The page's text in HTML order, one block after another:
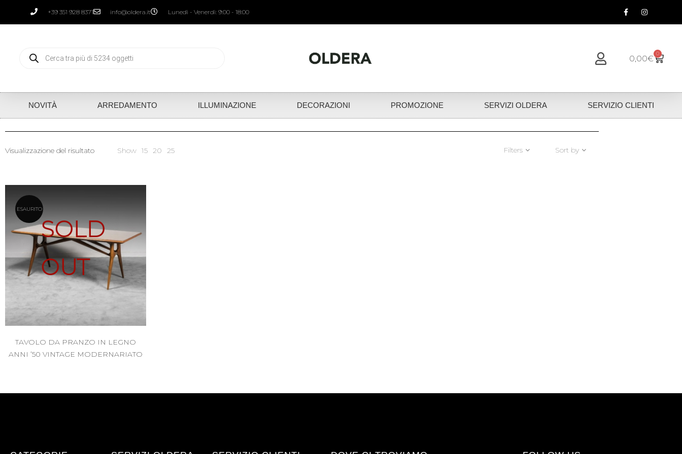
+39 351 928 8371 info@oldera.it Lunedì - Venerdì: 9:00 - 18:00
0,00€ 0
NOVITÀ ARREDAMENTO ILLUMINAZIONE DECORAZIONI PROMOZIONE SERVIZI OLDERA SERVIZIO CLIENTI
Visualizzazione del risultato Show 15 20 25 Filters Sort by
SOLD
OUT
ESAURITO
TAVOLO DA PRANZO IN LEGNO
ANNI ’50 VINTAGE MODERNARIATO